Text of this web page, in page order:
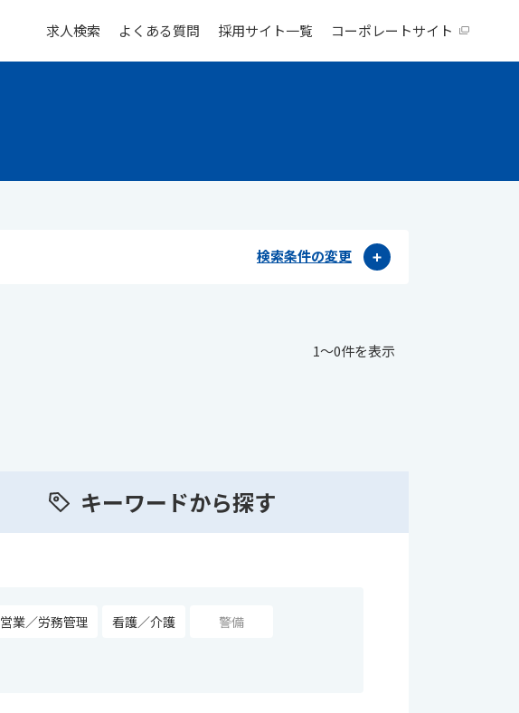
求人検索 よくある質問 採用サイト一覧 コーポレートサイト
検索条件の変更
1〜0件を表示
キーワードから探す
営業／労務管理 看護／介護 警備